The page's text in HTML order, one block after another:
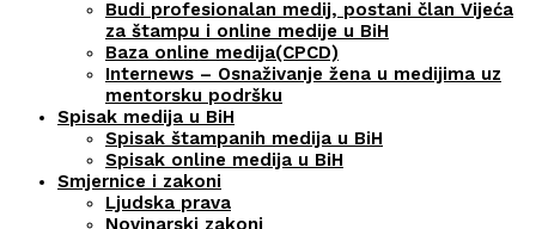
Budi profesionalan medij, postani član Vijeća
za štampu i online medije u BiH
Baza online medija(CPCD)
Internews – Osnaživanje žena u medijima uz
mentorsku podršku
Spisak medija u BiH
Spisak štampanih medija u BiH
Spisak online medija u BiH
Smjernice i zakoni
Ljudska prava
Novinarski zakoni